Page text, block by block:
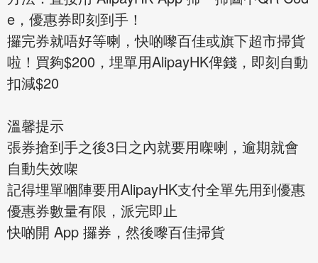
e，優惠券即刻到手！
攞完券就唔好等喇，快啲嚟百佳或旗下超市掃貨
啦！買夠$200，埋單用AlipayHK俾錢，即刻自動
扣減$20
溫馨提示
張券搶到手之後3日之內就要用㗎喇，逾期就會
自動失效㗎
記得埋單嗰陣要用AlipayHK支付全單先用到優惠
優惠券數量有限，派完即止
快啲開 App 攞券，然後嚟百佳掃貨